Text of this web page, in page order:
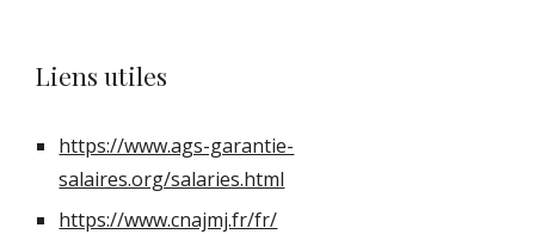
Liens utiles
https://www.ags-garantie-
salaires.org/salaries.html
https://www.cnajmj.fr/fr/